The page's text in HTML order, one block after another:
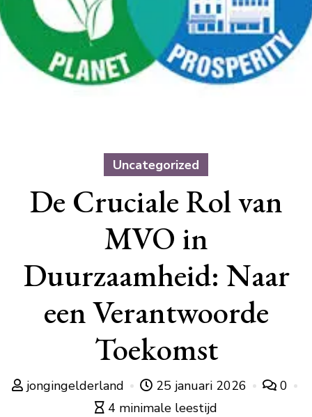
Uncategorized
De Cruciale Rol van
MVO in
Duurzaamheid: Naar
een Verantwoorde
Toekomst
jongingelderland 25 januari 2026
0
4 minimale leestijd